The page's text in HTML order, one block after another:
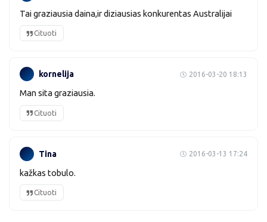
Tai graziausia daina,ir diziausias konkurentas Australijai
Cituoti
kornelija 2016-03-20 18:13
Man sita graziausia.
Cituoti
Tina 2016-03-13 17:24
kažkas tobulo.
Cituoti